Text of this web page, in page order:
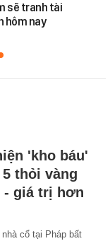
sẽ tranh tài
hôm nay
'kho báu'
thỏi vàng
- giá trị hơn
nhà cổ tại Pháp bất